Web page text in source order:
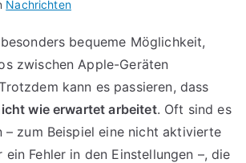
Nachrichten
bequeme Möglichkeit,
zwischen Apple-Geräten
kann es passieren, dass
wie erwartet arbeitet. Oft sind es
– zum Beispiel eine nicht aktivierte
Fehler in den Einstellungen –, die